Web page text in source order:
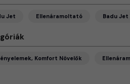
Jet Ellenáramoltató Badu
Komfort Növelők